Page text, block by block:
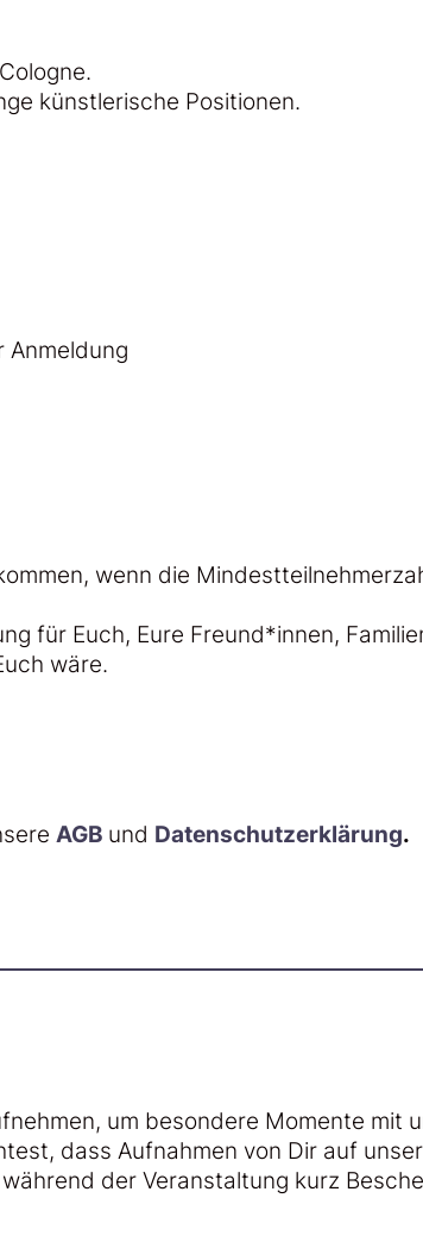
künstlerische Positionen.
wenn die
für Euch, Eure Freund*innen,
wäre.
AGB und Datenschutzerklärung.
um besondere Momente mit
dass Aufnahmen von Dir auf
der Veranstaltung kurz